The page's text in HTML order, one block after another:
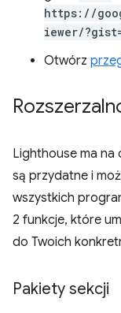
https://
iewer/
Otwórz
Lighthouse ma
są przydatne i
wszystkich
2 funkcje, które
do Twoich
Pakiety sekcji